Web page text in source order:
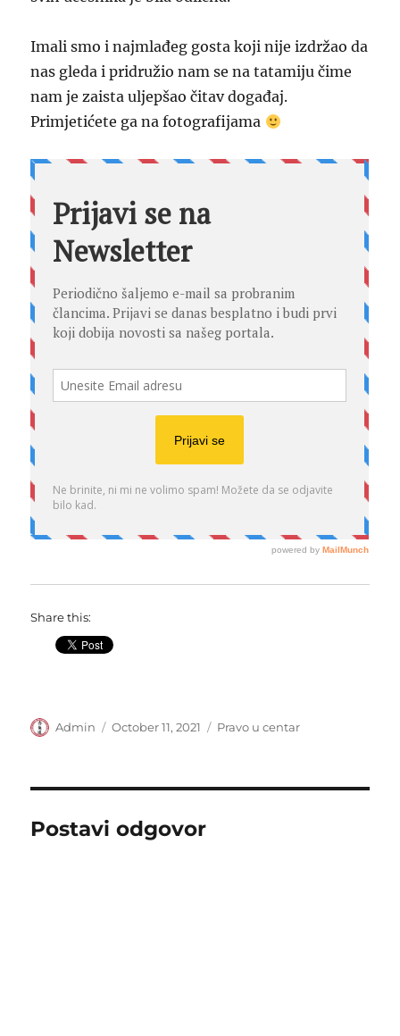
Imali smo i najmlađeg gosta koji nije izdržao da
nas gleda i pridružio nam se na tatamiju čime
nam je zaista uljepšao čitav događaj.
Primjetićete ga na fotografijama
Share this:
Author
Admin
Posted
October 11, 2021 Categories
Pravo u centar
Postavi odgovor